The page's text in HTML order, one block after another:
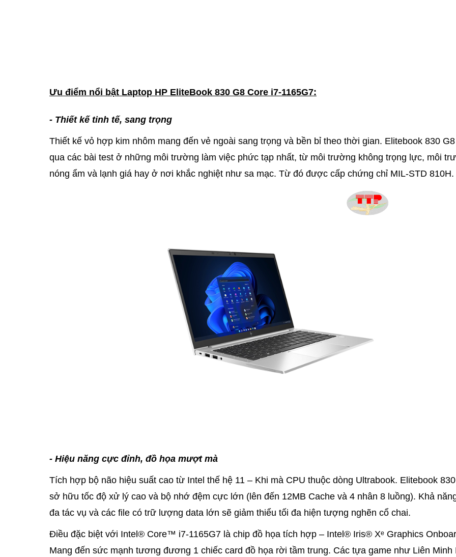
Ưu điểm nổi bật Laptop HP EliteBook 830 G8 Core i7-1165G7:
- Thiết kế tinh tế, sang trọng
Thiết kế vỏ hợp kim nhôm mang đến vẻ ngoài sang trọng và bền bỉ theo thời gian. Elitebook 830
qua các bài test ở những môi trường làm việc phức tạp nhất, từ môi trường không trọng lực, môi
nóng ẩm và lạnh giá hay ở nơi khắc nghiệt như sa mạc. Từ đó được cấp chứng chỉ MIL-STD 810H.
- Hiệu năng cực đỉnh, đồ họa mượt mà
Tích hợp bộ não hiệu suất cao từ Intel thế hệ 11 – Khi mà CPU thuộc dòng Ultrabook. Elitebook
sở hữu tốc độ xử lý cao và bộ nhớ đệm cực lớn (lên đến 12MB Cache và 4 nhân 8 luồng). Khả
đa tác vụ và các file có trữ lượng data lớn sẽ giảm thiểu tối đa hiện tượng nghẽn cổ chai.
Điều đặc biệt với Intel® Core™ i7-1165G7 là chip đồ họa tích hợp – Intel® Iris® Xᵉ Graphics
Mang đến sức mạnh tương đương 1 chiếc card đồ họa rời tầm trung. Các tựa game như Liên Minh